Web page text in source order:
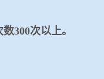
300次以上。